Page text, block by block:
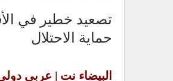
تصعيد خطير في
حماية الاحتلال
البيضاء نت | عربي